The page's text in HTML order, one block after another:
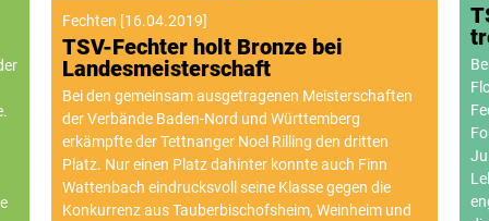
Fechten [16.04.2019]
TSV-Fechter holt Bronze bei
Landesmeisterschaft
Bei den gemeinsam ausgetragenen Meisterschaften
der Verbände Baden-Nord und Württemberg
erkämpfte der Tettnanger Noel Rilling den dritten
Platz. Nur einen Platz dahinter konnte auch Finn
Wattenbach eindrucksvoll seine Klasse gegen die
Konkurrenz aus Tauberbischofsheim, Weinheim und